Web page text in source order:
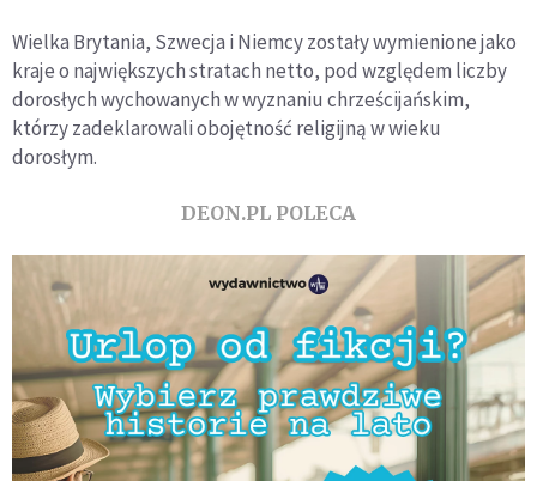
Wielka Brytania, Szwecja i Niemcy zostały wymienione jako
kraje o największych stratach netto, pod względem liczby
dorosłych wychowanych w wyznaniu chrześcijańskim,
którzy zadeklarowali obojętność religijną w wieku
dorosłym.
DEON.PL POLECA